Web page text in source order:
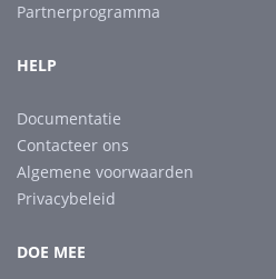
Partnerprogramma
HELP
Documentatie
Contacteer ons
Algemene voorwaarden
Privacybeleid
DOE MEE